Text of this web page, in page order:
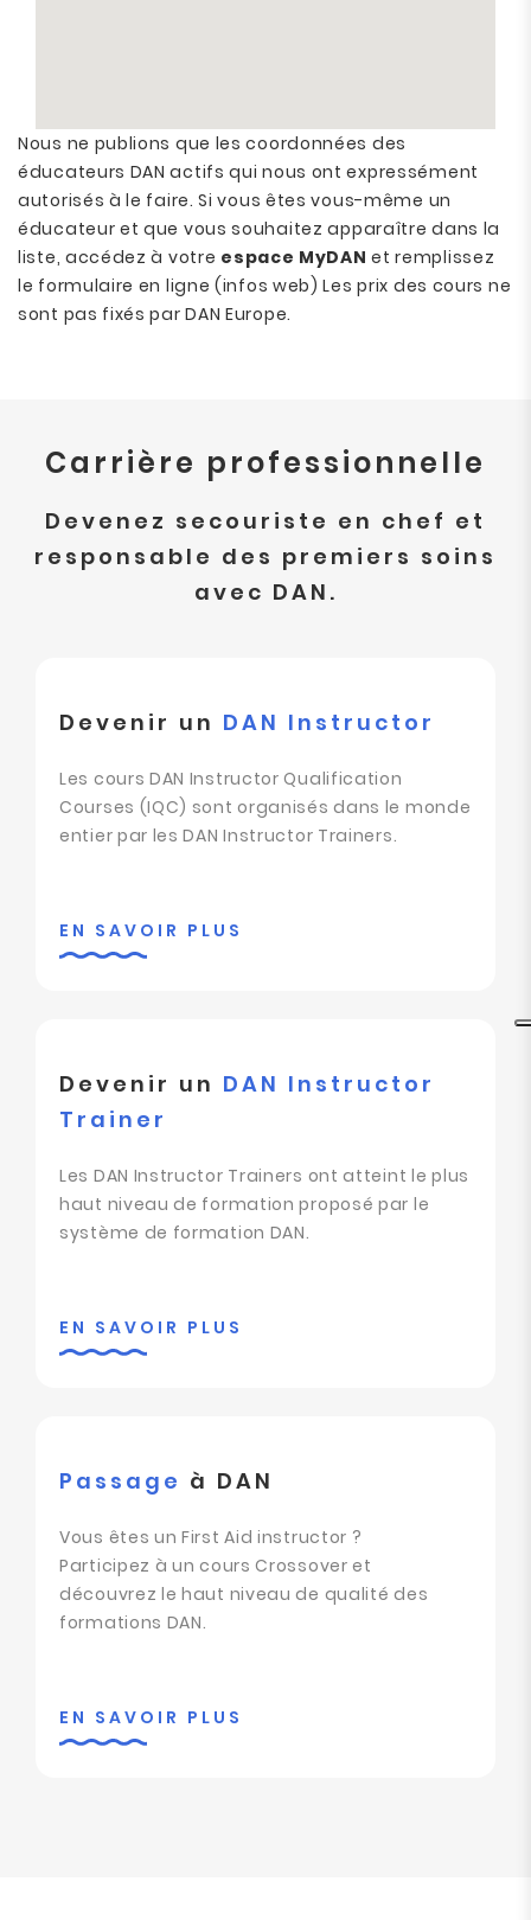
Nous ne publions que les coordonnées des
éducateurs DAN actifs qui nous ont expressément
autorisés à le faire. Si vous êtes vous-même un
éducateur et que vous souhaitez apparaître dans la
liste, accédez à votre espace MyDAN et remplissez
le formulaire en ligne (infos web) Les prix des cours ne
sont pas fixés par DAN Europe.
Carrière professionnelle
Devenez secouriste en chef et
responsable des premiers soins
avec DAN.
Devenir un DAN Instructor
Les cours DAN Instructor Qualification
Courses (IQC) sont organisés dans le monde
entier par les DAN Instructor Trainers.
EN SAVOIR PLUS
Devenir un DAN Instructor
Trainer
Les DAN Instructor Trainers ont atteint le plus
haut niveau de formation proposé par le
système de formation DAN.
EN SAVOIR PLUS
Passage à DAN
Vous êtes un First Aid instructor ?
Participez à un cours Crossover et
découvrez le haut niveau de qualité des
formations DAN.
EN SAVOIR PLUS